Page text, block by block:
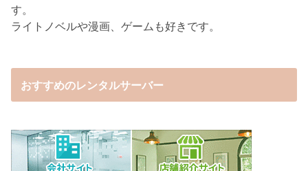
す。
ライトノベルや漫画、ゲームも好きです。
おすすめのレンタルサーバー